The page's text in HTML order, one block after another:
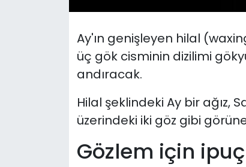
Ay'ın genişleyen hilal
üç gök cisminin dizilimi
andıracak.
Hilal şeklindeki Ay bir ağız,
üzerindeki iki göz gibi
Gözlem için
Video Galeri